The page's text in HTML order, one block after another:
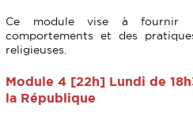
Ce module vise à fournir
comportements et des
religieuses.
Module 4 [22h] Lundi de
la République